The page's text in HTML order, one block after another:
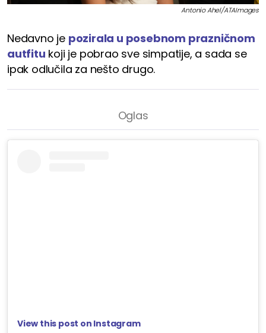
Antonio Ahel/ATAImages
Nedavno je pozirala u posebnom prazničnom
autfitu koji je pobrao sve simpatije, a sada se
ipak odlučila za nešto drugo.
View this post on Instagram